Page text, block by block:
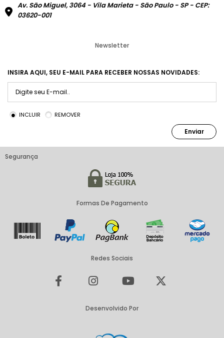
Av. São Miguel, 3064 - Vila Marieta - São Paulo - SP - CEP:
03620-001
Newsletter
INSIRA AQUI, SEU E-MAIL PARA RECEBER NOSSAS NOVIDADES:
INCLUIR REMOVER
Enviar
Segurança
Formas De Pagamento
Redes Sociais
Desenvolvido Por